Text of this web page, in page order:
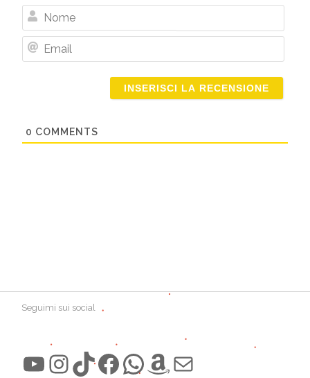
Nome
0 COMMENTS
Seguimi sui social